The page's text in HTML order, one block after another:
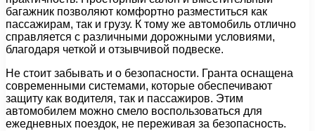
багажник позволяют комфортно разместиться как
пассажирам, так и грузу. К тому же автомобиль отлично
справляется с различными дорожными условиями,
благодаря четкой и отзывчивой подвеске.
Не стоит забывать и о безопасности. Гранта оснащена
современными системами, которые обеспечивают
защиту как водителя, так и пассажиров. Этим
автомобилем можно смело воспользоваться для
ежедневных поездок, не переживая за безопасность.